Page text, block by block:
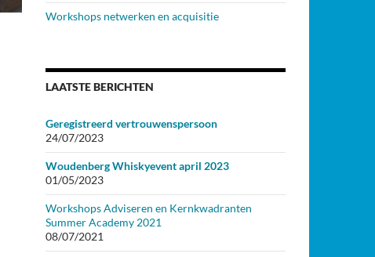
Workshops netwerken en acquisitie
LAATSTE BERICHTEN
Geregistreerd vertrouwenspersoon
24/07/2023
Woudenberg Whiskyevent april 2023
01/05/2023
Workshops Adviseren en Kernkwadranten
Summer Academy 2021
08/07/2021